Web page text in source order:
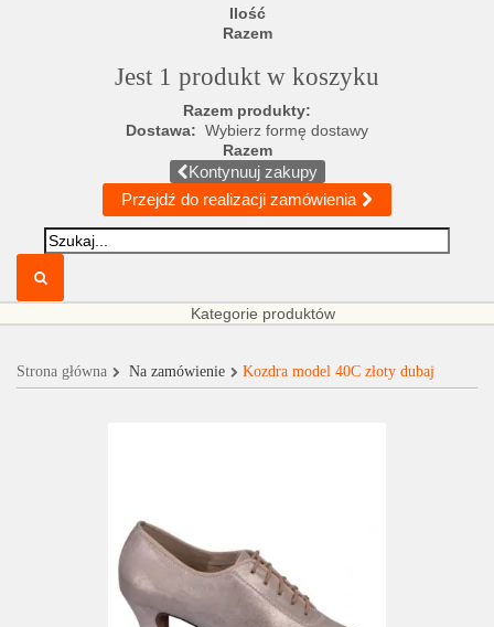
Ilość
Razem
Jest 1 produkt w koszyku
Razem produkty:
Dostawa: Wybierz formę dostawy
Razem
Kontynuuj zakupy
Przejdź do realizacji zamówienia
Kategorie produktów
Strona główna Na zamówienie Kozdra model 40C złoty dubaj